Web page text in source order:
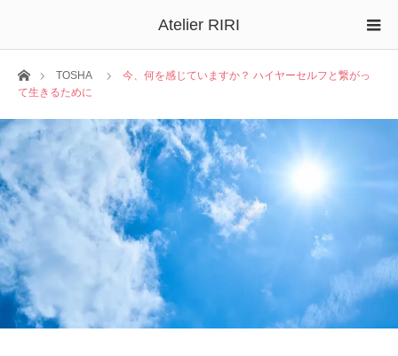
Atelier RIRI
ホームTOSHA
今、何を感じていますか？ ハイヤーセルフと繋がっ
て生きるために